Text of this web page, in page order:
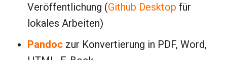
Veröffentlichung (Github Desktop für
lokales Arbeiten)
Pandoczur Konvertierung in PDF, Word,